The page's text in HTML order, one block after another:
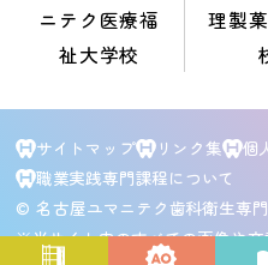
ニテク医療福
祉大学校
理製
サイトマップ リンク集 個
職業実践専門課程について
© 名古屋ユマニテク歯科衛生専
※当サイト内のすべての画像や